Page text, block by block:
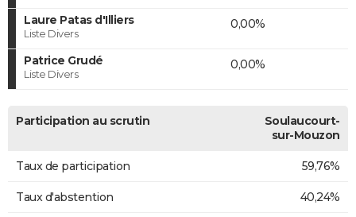
Laure Patas d'Illiers
Liste Divers
0,00%
Patrice Grudé
Liste Divers
0,00%
Participation au scrutin
Soulaucourt-
sur-Mouzon
Taux de participation 59,76%
Taux d'abstention 40,24%